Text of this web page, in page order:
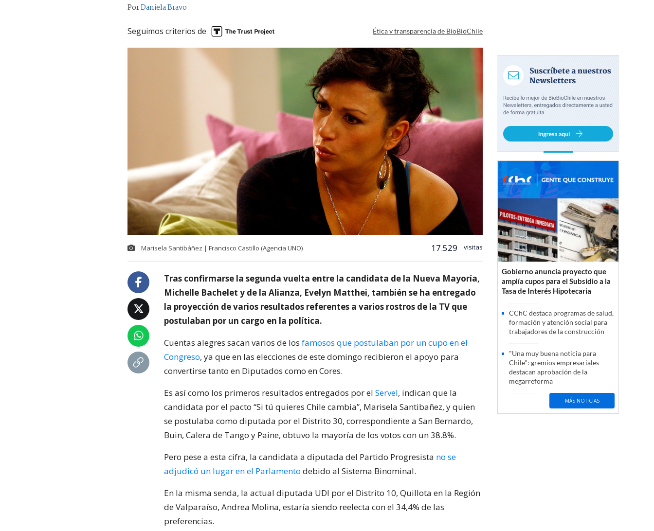
PorDaniela Bravo
Seguimos criterios de Ética y transparencia de BioBioChile
Marisela Santibáñez | Francisco Castillo (Agencia UNO) 17.529 visitas
Tras confirmarse la segunda vuelta entre la candidata de la Nueva Mayoría,
Michelle Bachelet y de la Alianza, Evelyn Matthei, también se ha entregado
la proyección de varios resultados referentes a varios rostros de la TV que
postulaban por un cargo en la política.
Cuentas alegres sacan varios de los famosos que postulaban por un cupo en el
Congreso, ya que en las elecciones de este domingo recibieron el apoyo para
convertirse tanto en Diputados como en Cores.
Es así como los primeros resultados entregados por el Servel, indican que la
candidata por el pacto “Si tú quieres Chile cambia”, Marisela Santibañez, y quien
se postulaba como diputada por el Distrito 30, correspondiente a San Bernardo,
Buin, Calera de Tango y Paine, obtuvo la mayoría de los votos con un 38.8%.
Pero pese a esta cifra, la candidata a diputada del Partido Progresista no se
adjudicó un lugar en el Parlamento debido al Sistema Binominal.
En la misma senda, la actual diputada UDI por el Distrito 10, Quillota en la Región
de Valparaíso, Andrea Molina, estaría siendo reelecta con el 34,4% de las
preferencias.
Gobierno anuncia proyecto que
amplía cupos para el Subsidio a la
Tasa de Interés Hipotecaria
CChC destaca programas de salud,
formación y atención social para
trabajadores de la construcción
"Una muy buena noticia para
Chile": gremios empresariales
destacan aprobación de la
megarreforma
MÁS NOTICIAS